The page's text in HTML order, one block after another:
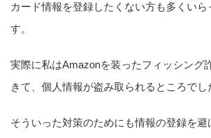
カード情報を登録したくない方も多くいら
す。
実際に私はAmazonを装ったフィッシング
きて、個人情報が盗み取られるところでし
そういった対策のためにも情報の登録を